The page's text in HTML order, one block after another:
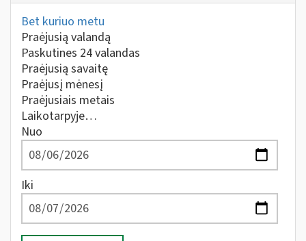
Bet kuriuo metu
Praėjusią valandą
Paskutines 24 valandas
Praėjusią savaitę
Praėjusį mėnesį
Praėjusiais metais
Laikotarpyje…
Nuo
Iki